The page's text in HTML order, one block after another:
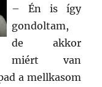
– Én is így
gondoltam,
de akkor
miért van
a mellkasom